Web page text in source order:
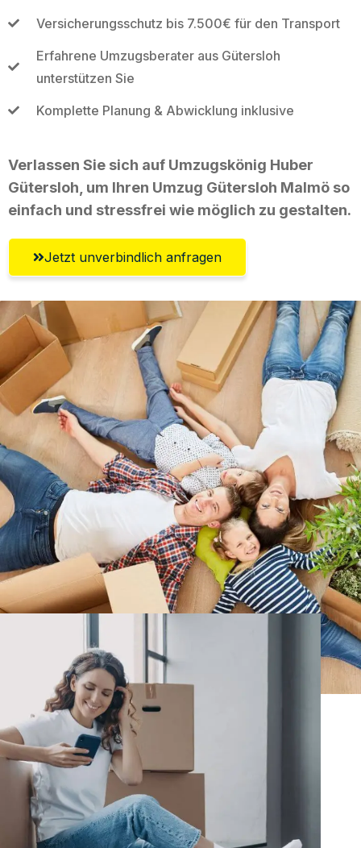
Versicherungsschutz bis 7.500€ für den Transport
Erfahrene Umzugsberater aus Gütersloh
unterstützen Sie
Komplette Planung & Abwicklung inklusive
Verlassen Sie sich auf Umzugskönig Huber
Gütersloh, um Ihren Umzug Gütersloh Malmö so
einfach und stressfrei wie möglich zu gestalten.
Jetzt unverbindlich anfragen